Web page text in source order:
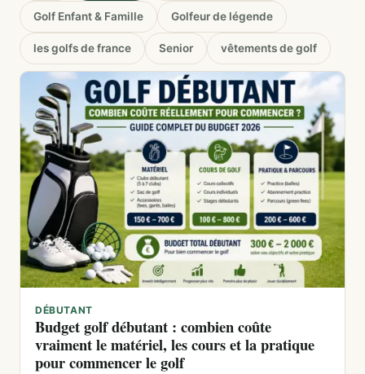
Golf Enfant & Famille Golfeur de légende
les golfs de france Senior vêtements de golf
DÉBUTANT
Budget golf débutant : combien coûte
vraiment le matériel, les cours et la pratique
pour commencer le golf